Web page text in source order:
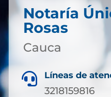
Notaría
Rosas
Cauca
 Líneas de
3218159816